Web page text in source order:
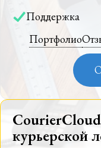
Поддержка
Портфолио
курьерской